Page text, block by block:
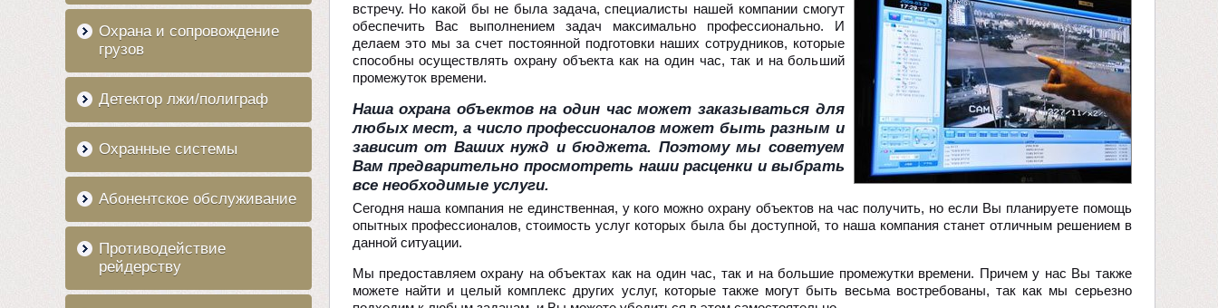
Охрана и сопровождение
грузов
Детектор лжи/полиграф
Охранные системы
Абонентское обслуживание
Противодействие
рейдерству
встречу. Но какой бы не была задача, специалисты нашей компании смогут
обеспечить Вас выполнением задач максимально профессионально. И
делаем это мы за счет постоянной подготовки наших сотрудников, которые
способны осуществлять охрану объекта как на один час, так и на больший
промежуток времени.
Наша охрана объектов на один час может заказываться для
любых мест, а число профессионалов может быть разным и
зависит от Ваших нужд и бюджета. Поэтому мы советуем
Вам предварительно просмотреть наши расценки и выбрать
все необходимые услуги.
Сегодня наша компания не единственная, у кого можно охрану объектов на час получить, но если Вы планируете помощь
опытных профессионалов, стоимость услуг которых была бы доступной, то наша компания станет отличным решением в
данной ситуации.
Мы предоставляем охрану на объектах как на один час, так и на большие промежутки времени. Причем у нас Вы также
можете найти и целый комплекс других услуг, которые также могут быть весьма востребованы, так как мы серьезно